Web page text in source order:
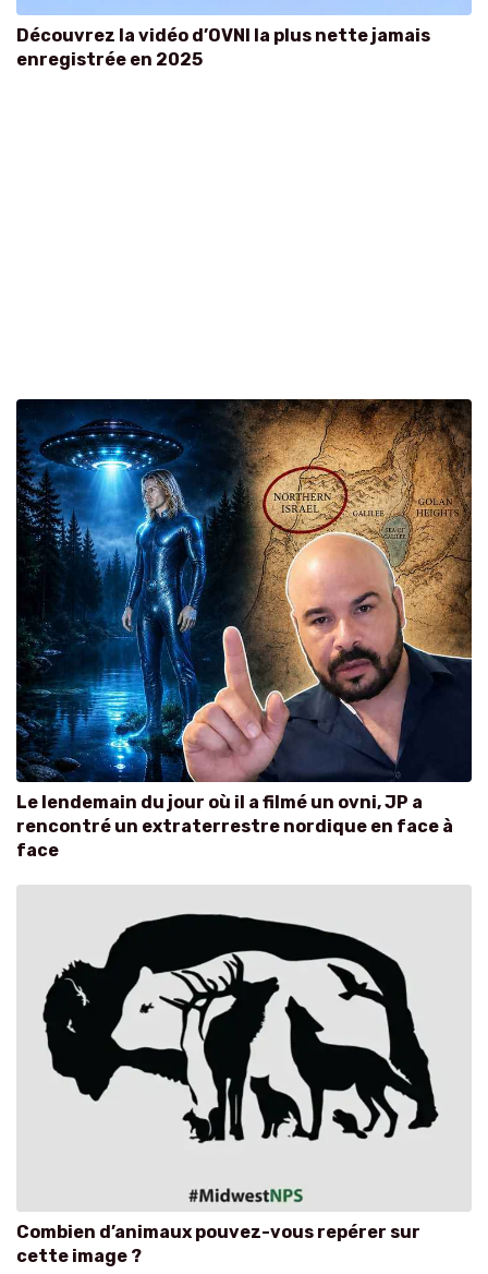
Découvrez la vidéo d’OVNI la plus nette jamais
enregistrée en 2025
Le lendemain du jour où il a filmé un ovni, JP a
rencontré un extraterrestre nordique en face à
face
Combien d’animaux pouvez-vous repérer sur
cette image ?